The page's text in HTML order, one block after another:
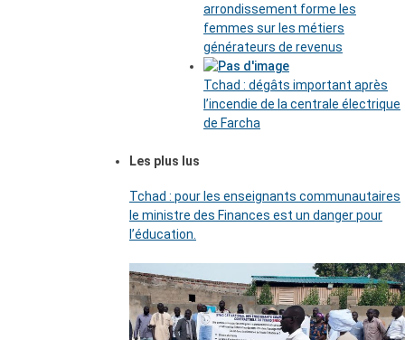
arrondissement forme les
femmes sur les métiers
générateurs de revenus
Tchad : dégâts important après
l’incendie de la centrale électrique
de Farcha
Les plus lus
Tchad : pour les enseignants communautaires
le ministre des Finances est un danger pour
l’éducation.